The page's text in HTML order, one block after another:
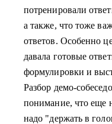
потренировали
а также, что тоже
ответов. Особенно
давала готовые
формулировки и
Разбор демо-
понимание, что еще
надо "держать в